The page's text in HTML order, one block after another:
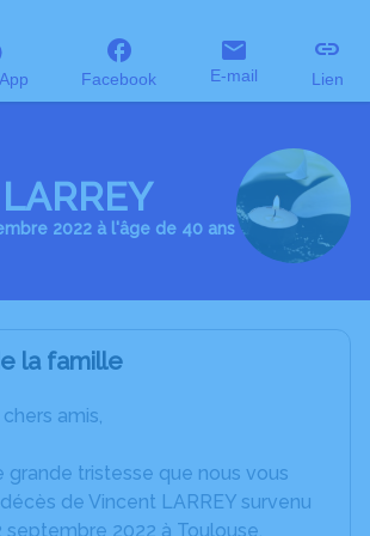
Facebook E-mail Lien
2022 à l'âge de 40 ans
la famille
amis,
grande tristesse que nous vous
de Vincent LARREY survenu
septembre 2022 à Toulouse.